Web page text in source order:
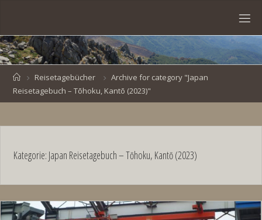
content
VEN
BR
OES
E.
HomeReisetagebücher
Archive for category "Japan
Reisetagebuch – Tōhoku, Kantō (2023)"
Kategorie: Japan Reisetagebuch – Tōhoku, Kantō (2023)